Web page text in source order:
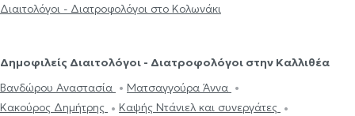
Διαιτολόγοι - Διατροφολόγοι στο Κολωνάκι
Δημοφιλείς Διαιτολόγοι - Διατροφολόγοι στην Καλλιθέα
Βανδώρου Αναστασία
Ματσαγγούρα Άννα
Κακούρος Δημήτρης
Καψής Ντάνιελ και συνεργάτες